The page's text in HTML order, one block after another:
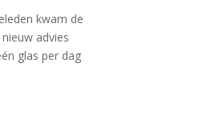
kwam de
advies
glas per dag